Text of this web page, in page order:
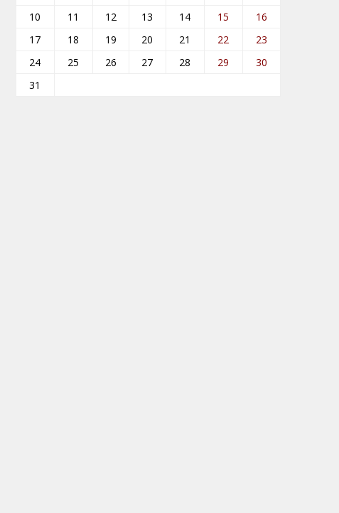
10
11 12 13 14 15
16
17
18 19 20 21 22
23
24
25 26 27 28 29
30
31